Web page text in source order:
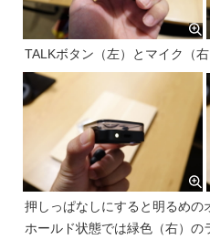
TALKボタン（左）とマイク（右
押しっぱなしにすると明るめの
ホールド状態では緑色（右）の